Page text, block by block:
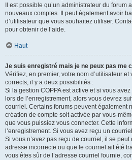
Il est possible qu’un administrateur du forum
nouveaux comptes. Il peut également avoir
d’utilisateur que vous souhaitez utiliser.
pour obtenir de l’aide.
Haut
Je suis enregistré mais je ne peux pas me
Vérifiez, en premier, votre nom d’utilisateur et
corrects, il y a deux possibilités :
Si la gestion COPPA est active et si vous
lors de l’enregistrement, alors vous devrez
courriel. Certains forums peuvent également
création de compte soit activée par vous-
que vous puissiez vous connecter. Cette
l’enregistrement. Si vous avez reçu un
Si vous n’avez pas reçu de courriel, il se
adresse incorrecte ou que le courriel ait été
vous êtes sûr de l’adresse courriel fournie,